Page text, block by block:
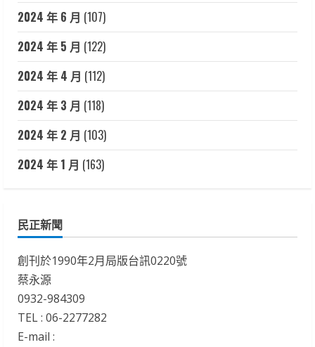
2024 年 6 月 (107)
2024 年 5 月 (122)
2024 年 4 月 (112)
2024 年 3 月 (118)
2024 年 2 月 (103)
2024 年 1 月 (163)
民正新聞
創刊於1990年2月局版台訊0220號
蔡永源
0932-984309
TEL : 06-2277282
E-mail :